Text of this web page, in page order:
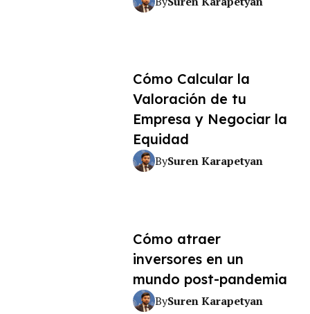
Cómo Calcular la
Valoración de tu
Empresa y Negociar la
Equidad
BySuren Karapetyan
Cómo atraer
inversores en un
mundo post-pandemia
BySuren Karapetyan